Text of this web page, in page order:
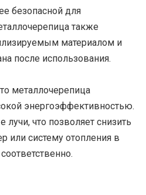
безопасной для
также
материалом и
после использования.
металлочерепица
энергоэффективностью.
что позволяет снизить
или систему отопления в